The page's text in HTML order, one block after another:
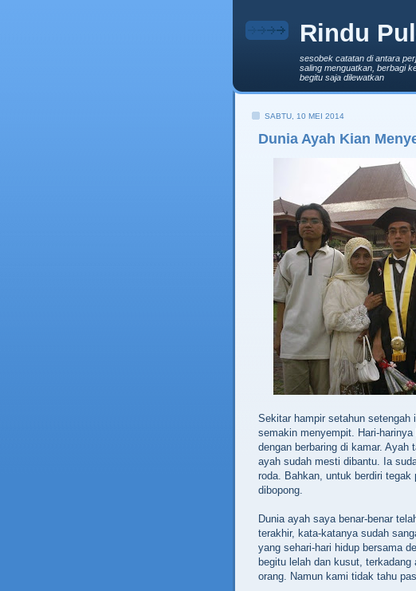
Rindu
sesobek catatan di antara
saling menguatkan, berbagi
begitu saja dilewatkan
SABTU, 10 MEI 2014
Dunia Ayah Kian
Sekitar hampir setahun
semakin menyempit. Hari-
dengan berbaring di kamar.
ayah sudah mesti dibantu. Ia
roda. Bahkan, untuk berdiri
dibopong.
Dunia ayah saya benar-benar
terakhir, kata-katanya sudah
yang sehari-hari hidup bersama
begitu lelah dan kusut, terkadang
orang. Namun kami tidak tahu